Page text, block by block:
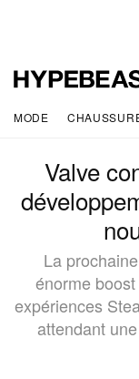
MODE
Valve
La
énorme
expériences
attendant